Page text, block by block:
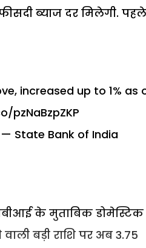
ब्याज दर मिलेगी.
increased up to 1% as
pzNaBzpZKP
— State Bank of India
के मुताबिक डोमेस्टिक
बड़ी राशि पर अब 3.75